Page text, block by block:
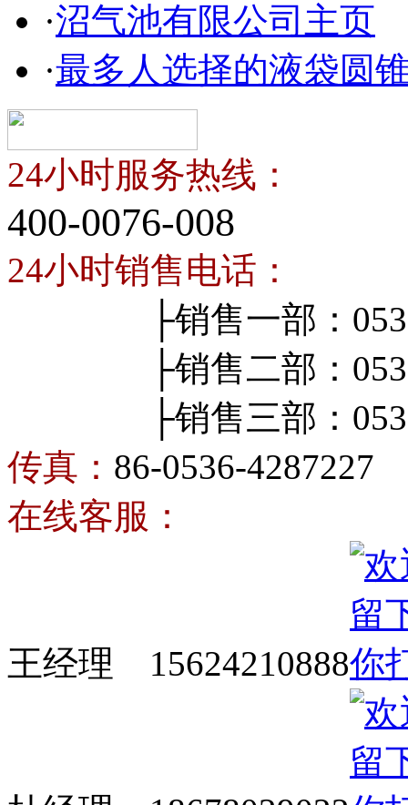
·沼气池有限公司主页
·最多人选择的液袋圆
24小时服务热线：
400-0076-008
24小时销售电话：
├销售一部：0536-
├销售二部：0536-
├销售三部：0536-
传真： 86-0536-4287227
在线客服：
王经理 15624210888